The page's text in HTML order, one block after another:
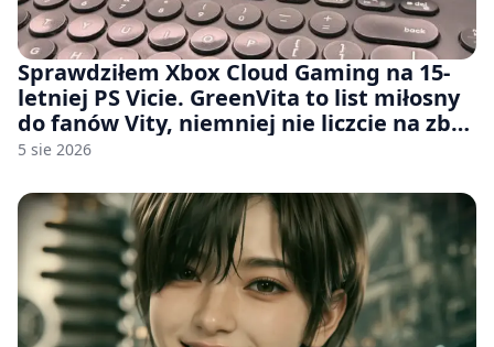
Sprawdziłem Xbox Cloud Gaming na 15-
letniej PS Vicie. GreenVita to list miłosny
do fanów Vity, niemniej nie liczcie na zbyt
wiele [FELIETON]
5 sie 2026